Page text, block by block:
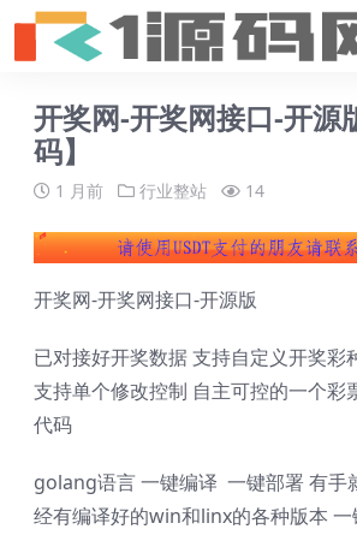
开奖网-开奖网接口-开源
码】
1 月前 行业整站 14
开奖网-开奖网接口-开源版
已对接好开奖数据 支持自定义开奖彩
支持单个修改控制 自主可控的一个彩
代码
golang语言 一键编译 一键部署 有手
经有编译好的win和linx的各种版本